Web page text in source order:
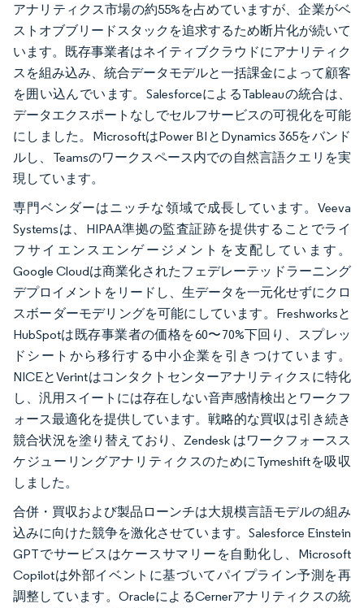
アナリティクス市場の約55%を占めていますが、企業がベ
ストオブブリードスタックを追求するため断片化が続いて
います。既存事業者はネイティブクラウドにアナリティク
スを組み込み、統合データモデルと一括課金によって顧客
を囲い込んでいます。SalesforceによるTableauの統合は、
データエクスポートなしでセルフサービスの可視化を可能
にしました。MicrosoftはPower BIとDynamics 365をバンド
ルし、Teamsのワークスペース内での自然言語クエリを実
現しています。
専門ベンダーはニッチな領域で成長しています。Veeva
Systemsは、HIPAA準拠の監査証跡を提供することでライ
フサイエンスエンゲージメントを支配しています。
Google Cloudは商業化されたフェデレーテッドラーニング
デプロイメントをリードし、生データを一元化せずにクロ
スボーダーモデリングを可能にしています。Freshworksと
HubSpotは既存事業者の価格を60〜70%下回り、スプレッ
ドシートから移行する中小企業を引きつけています。
NICEとVerintはコンタクトセンターアナリティクスに特化
し、汎用スイートには存在しない音声感情検出とワークフ
ォース最適化を提供しています。戦略的な買収は引き続き
競合状況を塗り替えており、Zendesk はワークフォースス
ケジューリングアナリティクスのためにTymeshiftを吸収
しました。
合併・買収および製品ローンチは大規模言語モデルの組み
込みに向けた競争を激化させています。Salesforce Einstein
GPTでサービスはケースサマリーを自動化し、Microsoft
Copilotは外部イベントに基づいてパイプライン予測を再
調整しています。OracleによるCernerアナリティクスの統